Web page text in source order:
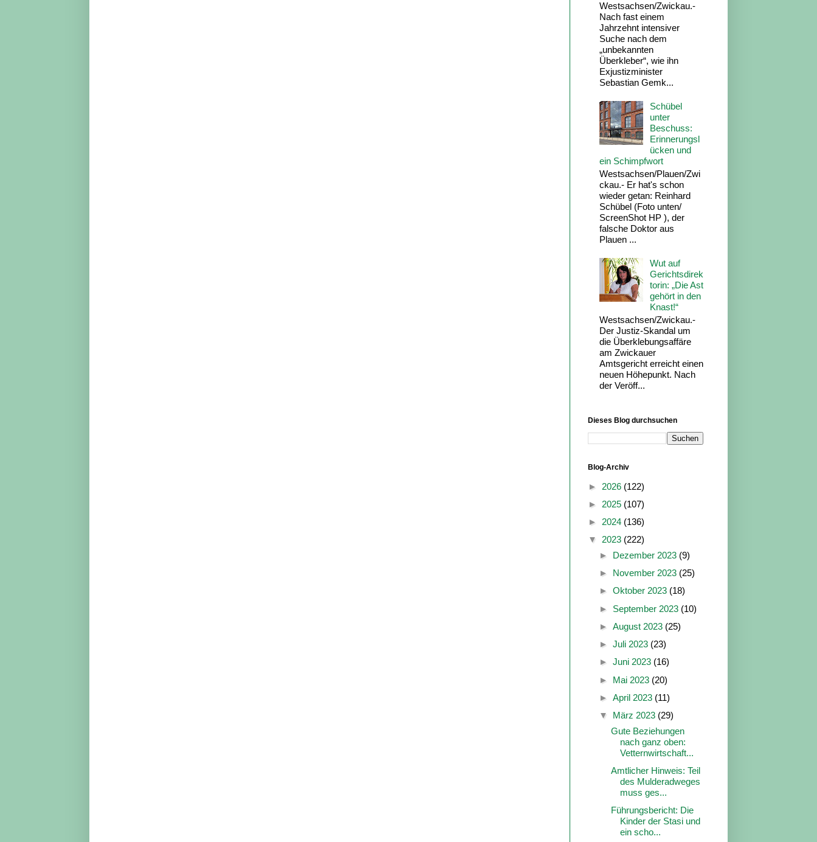
Westsachsen/Zwickau.-
Nach fast einem
Jahrzehnt intensiver
Suche nach dem
„unbekannten
Überkleber“, wie ihn
Exjustizminister
Sebastian Gemk...
Schübel
unter
Beschuss:
Erinnerungsl
ücken und
ein Schimpfwort
Westsachsen/Plauen/Zwi
ckau.- Er hat's schon
wieder getan: Reinhard
Schübel (Foto unten/
ScreenShot HP ), der
falsche Doktor aus
Plauen ...
Wut auf
Gerichtsdirek
torin: „Die Ast
gehört in den
Knast!“
Westsachsen/Zwickau.-
Der Justiz-Skandal um
die Überklebungsaffäre
am Zwickauer
Amtsgericht erreicht einen
neuen Höhepunkt. Nach
der Veröff...
Dieses Blog durchsuchen
Blog-Archiv
► 2026 (122)
► 2025 (107)
► 2024 (136)
▼ 2023 (222)
► Dezember 2023 (9)
► November 2023 (25)
► Oktober 2023 (18)
► September 2023 (10)
► August 2023 (25)
► Juli 2023 (23)
► Juni 2023 (16)
► Mai 2023 (20)
► April 2023 (11)
▼ März 2023 (29)
Gute Beziehungen
nach ganz oben:
Vetternwirtschaft...
Amtlicher Hinweis: Teil
des Mulderadweges
muss ges...
Führungsbericht: Die
Kinder der Stasi und
ein scho...